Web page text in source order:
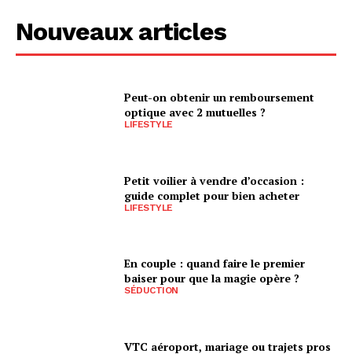
Nouveaux articles
Peut-on obtenir un remboursement
optique avec 2 mutuelles ?
LIFESTYLE
Petit voilier à vendre d’occasion :
guide complet pour bien acheter
LIFESTYLE
En couple : quand faire le premier
baiser pour que la magie opère ?
SÉDUCTION
VTC aéroport, mariage ou trajets pros